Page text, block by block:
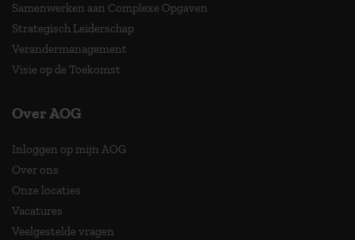
Samenwerken aan Complexe Opgaven
Strategisch Leiderschap
Verandermanagement
Visie op de Toekomst
Over AOG
Inloggen op mijn AOG
Over ons
Onze locaties
Vacatures
Veelgestelde vragen